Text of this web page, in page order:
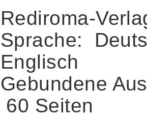
Rediroma-
Sprache:
Englisch
Gebundene
‎ 60 Seiten